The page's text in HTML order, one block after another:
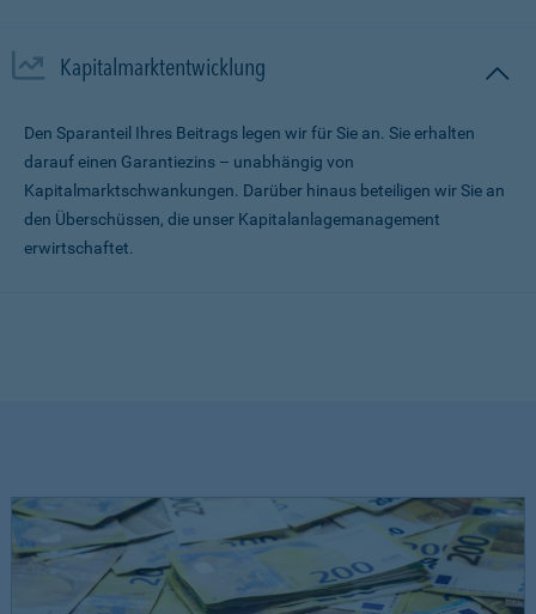
Kapitalmarktentwicklung
Den Sparanteil Ihres Beitrags legen wir für Sie an. Sie erhalten
darauf einen Garantiezins – unabhängig von
Kapitalmarktschwankungen. Darüber hinaus beteiligen wir Sie an
den Überschüssen, die unser Kapitalanlagemanagement
erwirtschaftet.